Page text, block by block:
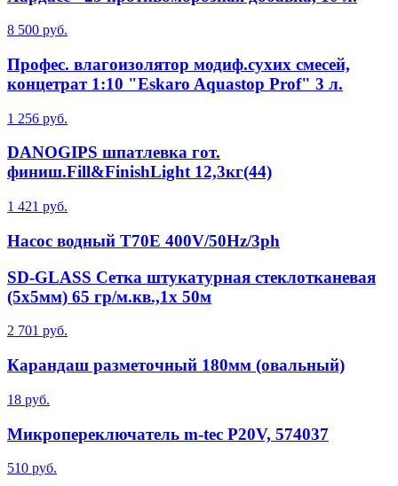
8 500 руб.
Профес. влагоизолятор модиф.сухих смесей,
концетрат 1:10 "Eskaro Aquastop Prof" 3 л.
1 256 руб.
DANOGIPS шпатлевка гот.
финиш.Fill&FinishLight 12,3кг(44)
1 421 руб.
Насос водный T70E 400V/50Hz/3ph
SD-GLASS Сетка штукатурная стеклотканевая
(5х5мм) 65 гр/м.кв.,1х 50м
2 701 руб.
Карандаш разметочный 180мм (овальный)
18 руб.
Микропереключатель m-tec P20V, 574037
510 руб.